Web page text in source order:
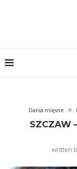
Dania mięsne
SZCZAW
written